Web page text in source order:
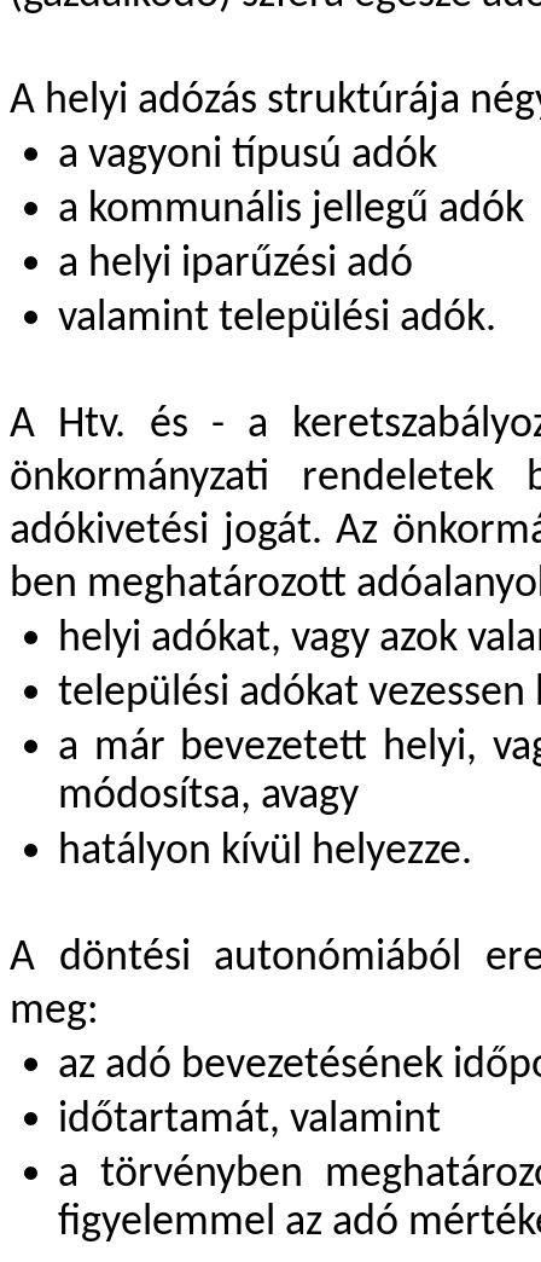
A helyi adózás struktúrája
a vagyoni típusú adók
a kommunális jellegű adók
a helyi iparűzési adó
valamint települési adók.
A Htv. és - a
önkormányzati rendeletek
adókivetési jogát. Az
ben meghatározott
helyi adókat, vagy azok
települési adókat vezessen
a már bevezetett helyi,
módosítsa, avagy
hatályon kívül helyezze.
A döntési autonómiából
meg:
az adó bevezetésének
időtartamát, valamint
a törvényben
figyelemmel az adó